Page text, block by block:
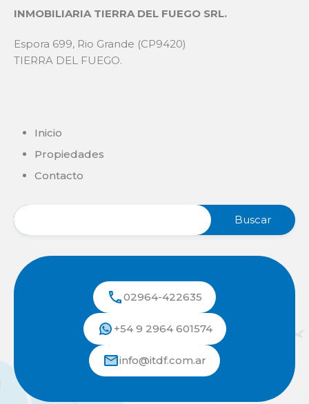
INMOBILIARIA TIERRA DEL FUEGO SRL.
Espora 699, Rio Grande (CP9420)
TIERRA DEL FUEGO.
Inicio
Propiedades
Contacto
02964-422635
+54 9 2964 601574
info@itdf.com.ar